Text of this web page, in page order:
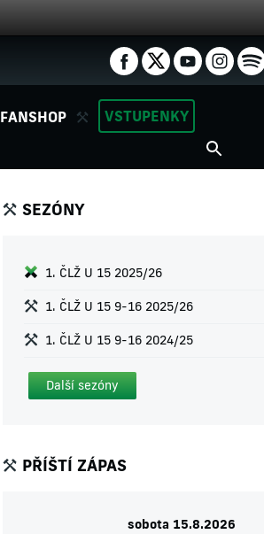
FANSHOP VSTUPENKY
SEZÓNY
1. ČLŽ U 15 2025/26
1. ČLŽ U 15 9-16 2025/26
1. ČLŽ U 15 9-16 2024/25
Další sezóny
PŘÍŠTÍ ZÁPAS
sobota 15.8.2026